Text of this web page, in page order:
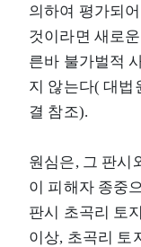
의하여 평가되
것이라면 새로
른바 불가벌적
지 않는다( 대법
결 참조).
원심은, 그 판시
이 피해자 종중
판시 초곡리 토
이상, 초곡리 토